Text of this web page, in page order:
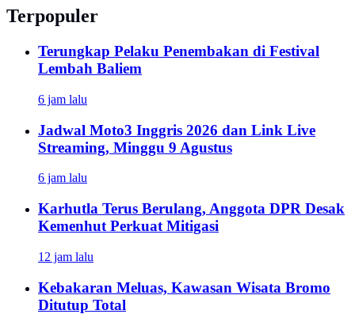
Terpopuler
Terungkap Pelaku Penembakan di Festival
Lembah Baliem
6 jam lalu
Jadwal Moto3 Inggris 2026 dan Link Live
Streaming, Minggu 9 Agustus
6 jam lalu
Karhutla Terus Berulang, Anggota DPR Desak
Kemenhut Perkuat Mitigasi
12 jam lalu
Kebakaran Meluas, Kawasan Wisata Bromo
Ditutup Total